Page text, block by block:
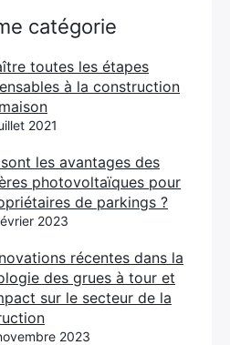
catégorie
toutes les étapes
à la construction
2021
les avantages des
photovoltaïques pour
de parkings ?
2023
récentes dans la
des grues à tour et
sur le secteur de la
2023